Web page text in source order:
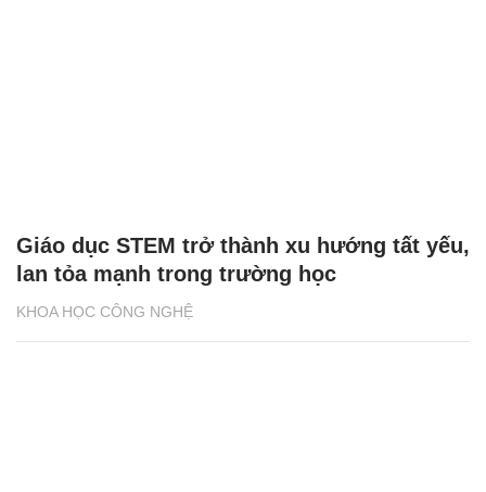
KHOA HỌC CÔNG NGHỆ
Giáo dục STEM trở thành xu hướng tất yếu,
lan tỏa mạnh trong trường học